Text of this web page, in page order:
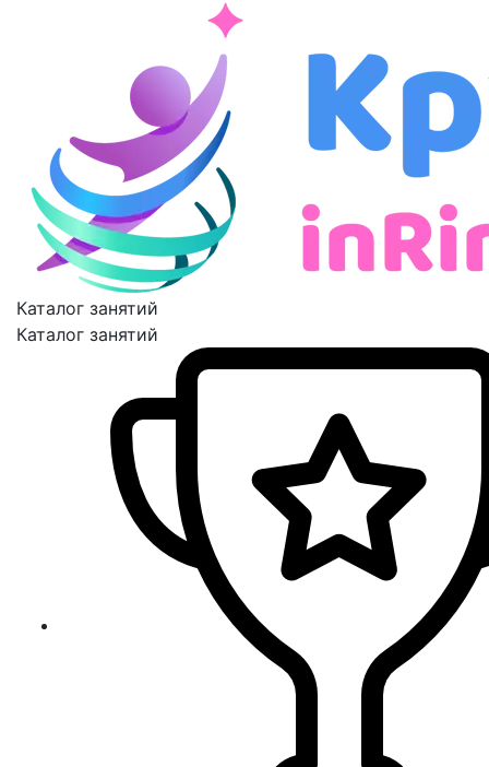
Каталог занятий
Каталог занятий